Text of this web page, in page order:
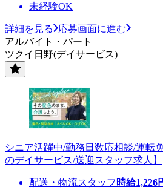
未経験OK
詳細を見る
応募画面に進む
アルバイト・パート
ツクイ日野(デイサービス)
シニア活躍中/勤務日数応相談/運転
のデイサービス/送迎スタッフ求人】
配送・物流スタッフ 時給1,226